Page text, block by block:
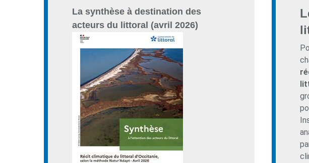
La synthèse à destination des
acteurs du littoral (avril 2026)